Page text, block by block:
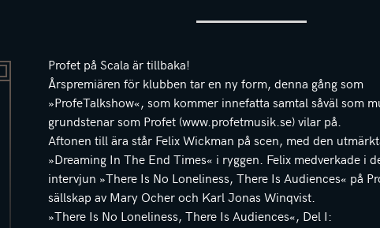
Profet på Scala är tillbaka!
Årspremiären för klubben tar en ny form, denna gång som
»ProfeTalkshow«, som kommer innefatta samtal såväl som
grundstenar som Profet (www.profetmusik.se) vilar på.
Aftonen till ära står Felix Wickman på scen, med den
»Dreaming In The End Times« i ryggen. Felix medverkade i
intervjun »There Is No Loneliness, There Is Audiences« på
sällskap av Mary Ocher och Karl Jonas Winqvist.
»There Is No Loneliness, There Is Audiences«, Del I: